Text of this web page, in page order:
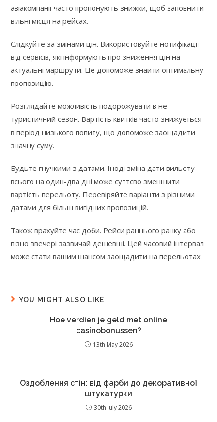
авіакомпанії часто пропонують знижки, щоб заповнити
вільні місця на рейсах.
Слідкуйте за змінами цін. Використовуйте нотифікації
від сервісів, які інформують про зниження цін на
актуальні маршрути. Це допоможе знайти оптимальну
пропозицію.
Розглядайте можливість подорожувати в не
туристичний сезон. Вартість квитків часто знижується
в період низького попиту, що допоможе заощадити
значну суму.
Будьте гнучкими з датами. Іноді зміна дати вильоту
всього на один-два дні може суттєво зменшити
вартість перельоту. Перевіряйте варіанти з різними
датами для більш вигідних пропозицій.
Також врахуйте час доби. Рейси раннього ранку або
пізно ввечері зазвичай дешевші. Цей часовий інтервал
може стати вашим шансом заощадити на перельотах.
YOU MIGHT ALSO LIKE
Hoe verdien je geld met online
casinobonussen?
13th May 2026
Оздоблення стін: від фарби до декоративної
штукатурки
30th July 2026